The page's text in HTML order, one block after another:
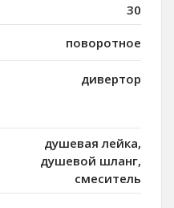
30
поворотное
дивертор
душевая лейка,
душевой шланг,
смеситель